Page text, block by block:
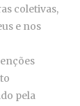
coletivas,
e nos
pela